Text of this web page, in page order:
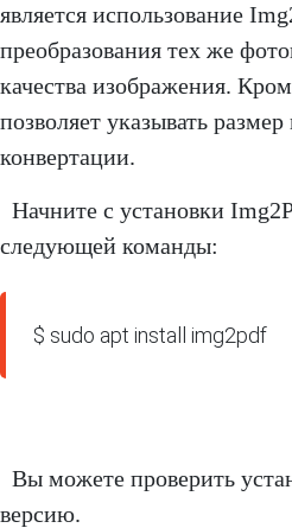
является использование
преобразования тех же
качества изображения.
позволяет указывать
конвертации.
Начните с установки
следующей команды:
$ sudo apt install img2pdf
Вы можете проверить
версию.